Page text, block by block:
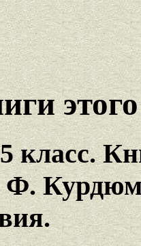
этого
класс.
Ф.